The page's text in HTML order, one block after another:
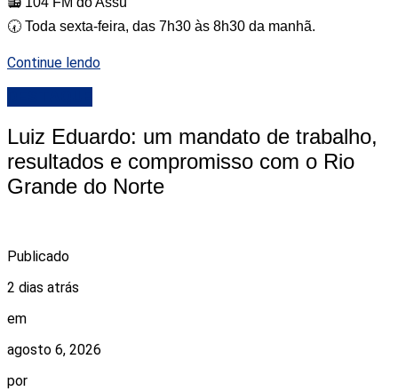
🕢 Toda sexta-feira, das 7h30 às 8h30 da manhã.
Continue lendo
Luiz Eduardo: um mandato de trabalho,
resultados e compromisso com o Rio
Grande do Norte
Publicado
2 dias atrás
em
agosto 6, 2026
por